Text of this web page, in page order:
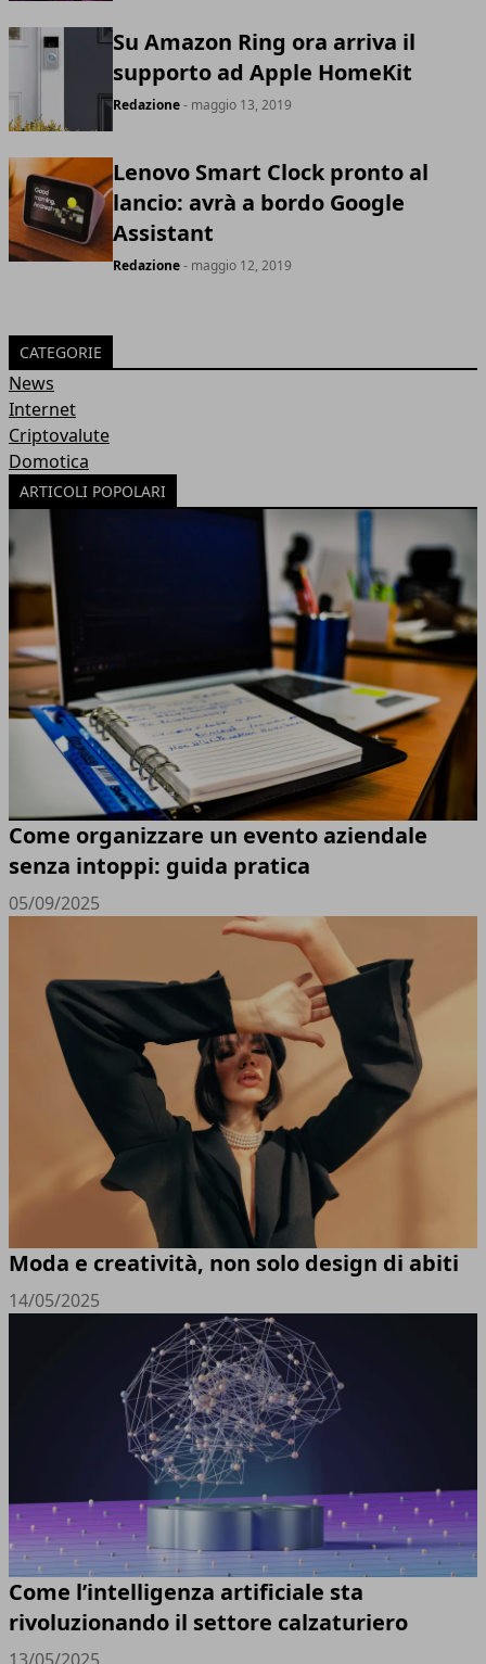
Su Amazon Ring ora arriva il
supporto ad Apple HomeKit
Redazione- maggio 13, 2019
Lenovo Smart Clock pronto al
lancio: avrà a bordo Google
Assistant
Redazione- maggio 12, 2019
CATEGORIE
News
Internet
Criptovalute
Domotica
ARTICOLI POPOLARI
Come organizzare un evento aziendale
senza intoppi: guida pratica
05/09/2025
Moda e creatività, non solo design di abiti
14/05/2025
Come l’intelligenza artificiale sta
rivoluzionando il settore calzaturiero